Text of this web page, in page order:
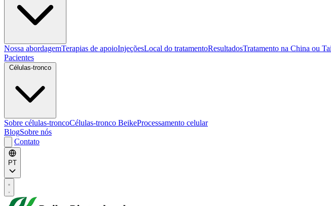
Nossa abordagemTerapias de apoioInjeçõesLocal do tratamentoResultadosTratamento na China ou
Pacientes
Sobre células-troncoCélulas-tronco BeikeProcessamento celular
BlogSobre nós
Contato
PT